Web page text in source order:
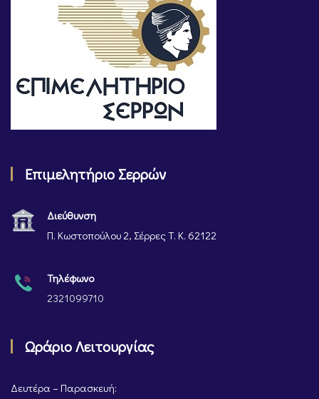
Επιμελητήριο Σερρών
Διεύθυνση
Π. Κωστοπούλου 2, Σέρρες Τ. Κ. 62122
Τηλέφωνο
2321099710
Ωράριο Λειτουργίας
Δευτέρα – Παρασκευή: